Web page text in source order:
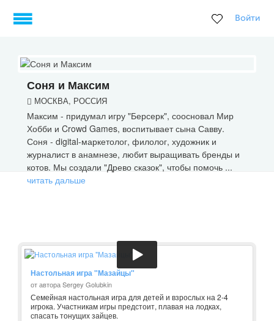
Войти
Соня и Максим
МОСКВА, РОССИЯ
Максим - придумал игру "Берсерк", соосновал Мир
Хобби и Crowd Games, воспитывает сына Савву.
Соня - digital-маркетолог, филолог, художник и
журналист в анамнезе, любит выращивать бренды и
котов. Мы создали "Древо сказок", чтобы помочь ...
читать дальше
Настольная игра "Мазайцы"
от автора Sergey Golubkin
Семейная настольная игра для детей и взрослых на 2-4
игрока. Участникам игры предстоит, плавая на лодках,
спасать тонущих зайцев.